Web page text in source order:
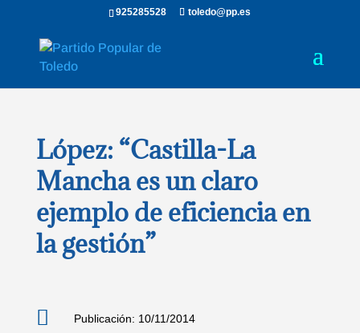
925285528 toledo@pp.es
López: “Castilla-La
Mancha es un claro
ejemplo de eficiencia en
la gestión”
 Publicación: 10/11/2014